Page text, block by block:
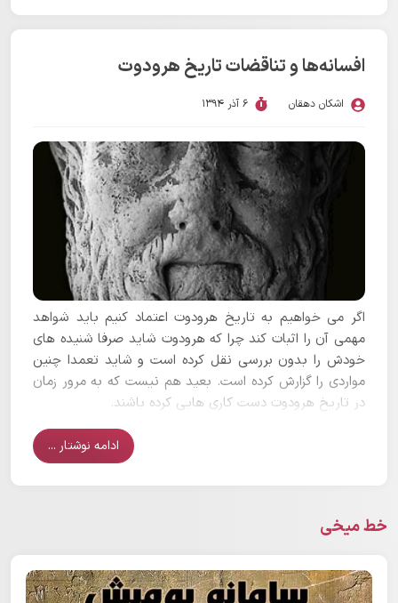
افسانه‌ها و تناقضات تاریخ هرودوت
اشکان دهقان 6 آذر 1394
اگر می خواهیم به تاریخ هرودوت اعتماد کنیم باید شواهد
مهمی آن را اثبات کند چرا که هرودوت شاید صرفا شنیده های
خودش را بدون بررسی نقل کرده است و شاید تعمدا چنین
مواردی را گزارش کرده است. بعید هم نیست که به مرور زمان
در تاریخ هرودوت دست کاری هایی کرده باشند.
ادامه نوشتار ...
خط میخی